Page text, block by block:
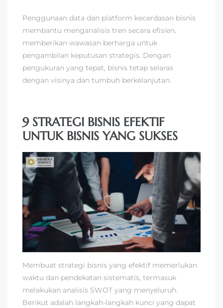
Penggunaan data dan platform kecerdasan bisnis
membantu menganalisis tren secara efisien,
memberikan wawasan berharga untuk
pengambilan keputusan strategis. Dengan
pengukuran yang tepat, bisnis tetap selaras
dengan visinya dan tumbuh berkelanjutan.
9 STRATEGI BISNIS EFEKTIF
UNTUK BISNIS YANG SUKSES
Membuat strategi bisnis yang efektif memerlukan
waktu dan pendekatan sistematis, termasuk
melakukan analisis SWOT yang menyeluruh.
Berikut adalah langkah-langkah kunci yang dapat